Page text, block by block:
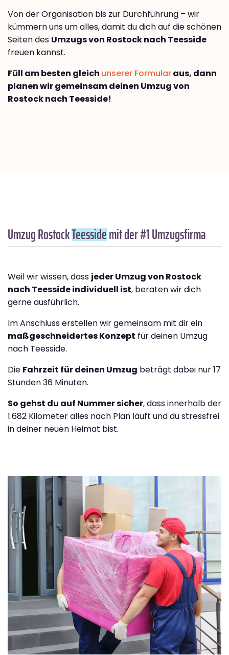
Von der Organisation bis zur Durchführung – wir
kümmern uns um alles, damit du dich auf die schönen
Seiten des Umzugs von Rostock nach Teesside
freuen kannst.
Füll am besten gleich unserer Formularaus, dann
planen wir gemeinsam deinen Umzug von
Rostock nach Teesside!
Umzug RostockTeessidemit der #1 Umzugsfirma
Weil wir wissen, dass jeder Umzug von Rostock
nach Teesside individuell ist, beraten wir dich
gerne ausführlich.
Im Anschluss erstellen wir gemeinsam mit dir ein
maßgeschneidertes Konzept für deinen Umzug
nach Teesside.
Die Fahrzeit für deinen Umzug beträgt dabei nur 17
Stunden 36 Minuten.
So gehst du auf Nummer sicher, dass innerhalb der
1.682 Kilometer alles nach Plan läuft und du stressfrei
in deiner neuen Heimat bist.